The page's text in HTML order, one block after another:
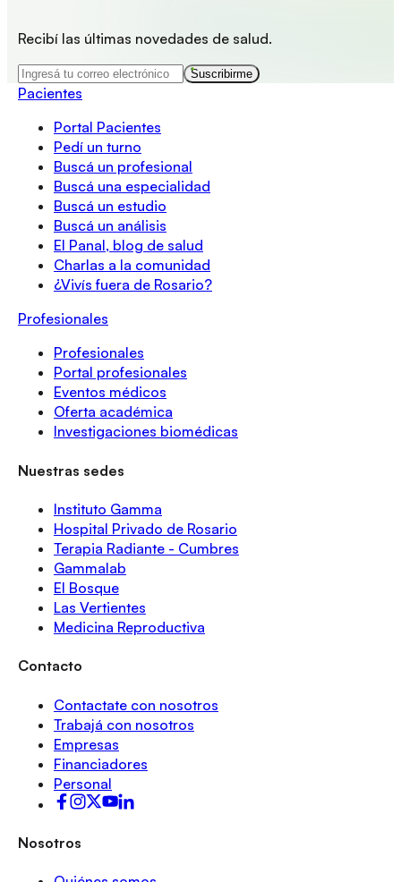
Recibí las últimas novedades de salud.
Suscribirme
Pacientes
Portal Pacientes
Pedí un turno
Buscá un profesional
Buscá una especialidad
Buscá un estudio
Buscá un análisis
El Panal, blog de salud
Charlas a la comunidad
¿Vivís fuera de Rosario?
Profesionales
Profesionales
Portal profesionales
Eventos médicos
Oferta académica
Investigaciones biomédicas
Nuestras sedes
Instituto Gamma
Hospital Privado de Rosario
Terapia Radiante - Cumbres
Gammalab
El Bosque
Las Vertientes
Medicina Reproductiva
Contacto
Contactate con nosotros
Trabajá con nosotros
Empresas
Financiadores
Personal
Nosotros